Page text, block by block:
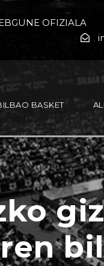
OFIZIALA
BASKET